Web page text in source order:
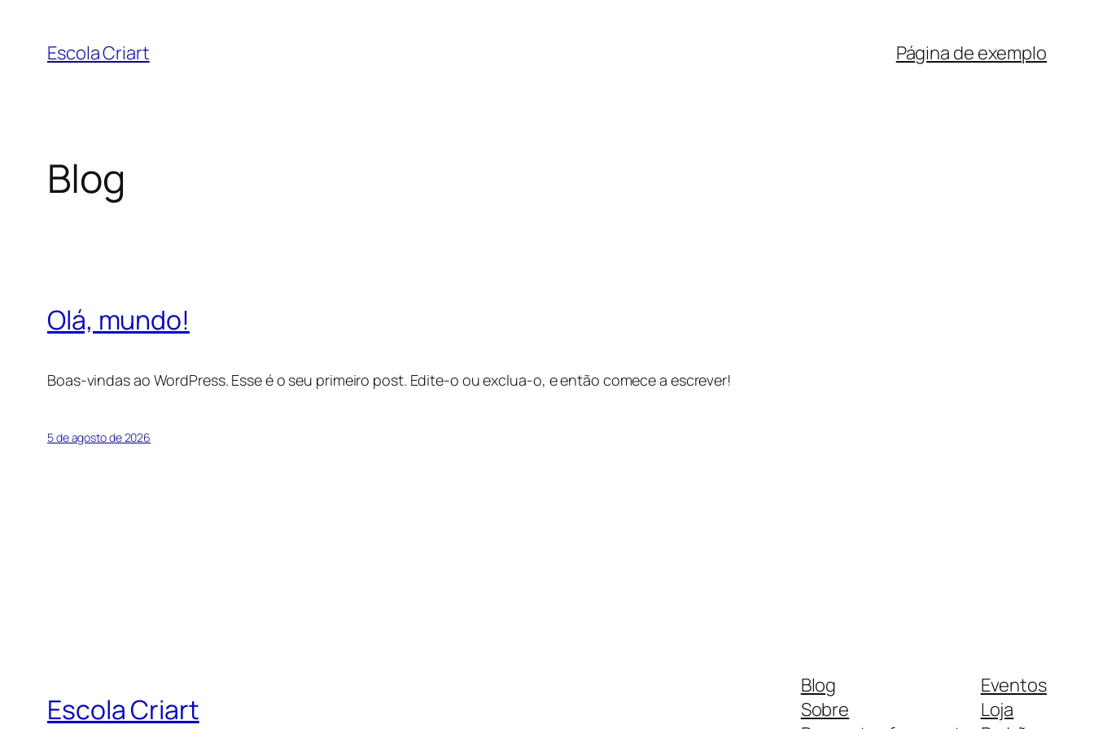
Escola Criart Página de exemplo
Blog
Olá, mundo!
Boas-vindas ao WordPress. Esse é o seu primeiro post. Edite-o ou exclua-o, e então comece a escrever!
5 de agosto de 2026
Escola Criart
Blog
Sobre
Eventos
Loja